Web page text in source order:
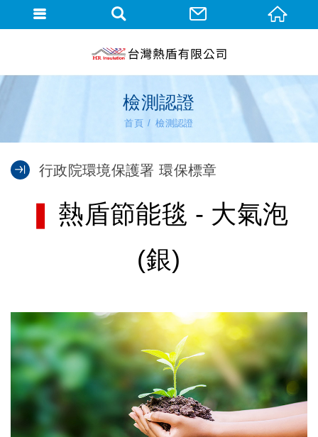
檢測認證
首頁 檢測認證
行政院環境保護署 環保標章
熱盾節能毯 - 大氣泡
(銀)